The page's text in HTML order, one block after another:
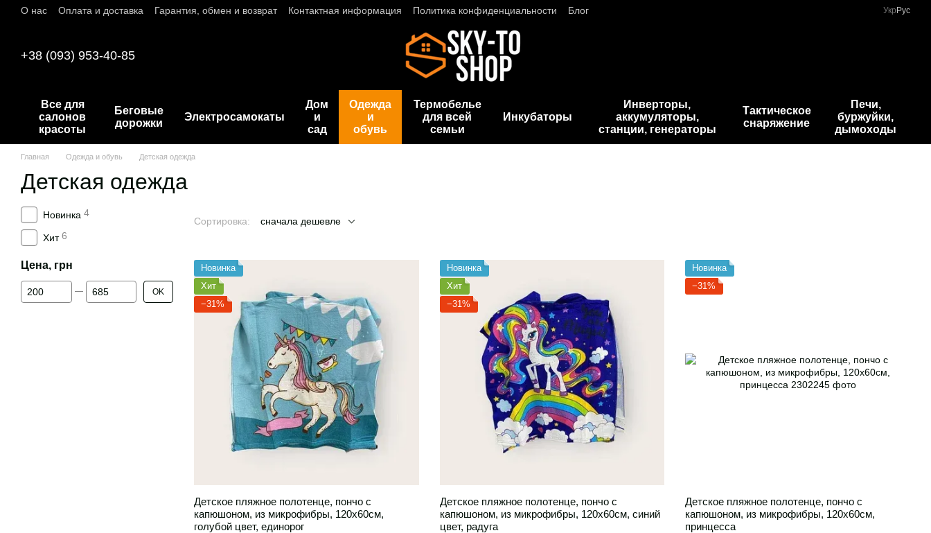
Перейти к основному контенту
О нас Оплата и доставка Гарантия, обмен и возврат Контактная информация Политика конфиденциальности Блог Укр Рус
+38 (093) 953-40-85
Все для
салонов
красоты
Беговые
дорожки
Электросамокаты
Дом
и
сад
Одежда
и
обувь
Термобелье
для всей
семьи
Инкубаторы
Инверторы,
аккумуляторы,
станции, генераторы
Тактическое
снаряжение
Печи,
буржуйки,
дымоходы
Главная Одежда и обувь Детская одежда
Детская одежда
Сортировка: сначала дешевле
Новинка
Хит
−31%
Детское пляжное полотенце, пончо с
капюшоном, из микрофибры, 120х60см,
голубой цвет, единорог
Новинка
Хит
−31%
Детское пляжное полотенце, пончо с
капюшоном, из микрофибры, 120х60см, синий
цвет, радуга
Новинка
−31%
Детское пляжное полотенце, пончо с
капюшоном, из микрофибры, 120х60см,
принцесса
Новинка 4
Хит 6
Цена, грн
От Цена, грн
До Цена, грн OK